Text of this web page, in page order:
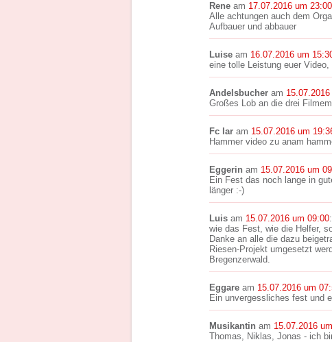
Rene am 17.07.2016 um 23:00
Alle achtungen auch dem
Aufbauer und abbauer
Luise am 16.07.2016 um
eine tolle Leistung euer Video,
Andelsbucher am
Großes Lob an die drei
Fc lar am 15.07.2016 um
Hammer video zu anam
Eggerin am 15.07.2016 um
Ein Fest das noch lange in
länger :-)
Luis am 15.07.2016 um 09:00:
wie das Fest, wie die Helfer,
Danke an alle die dazu
Riesen-Projekt umgesetzt
Bregenzerwald.
Eggare am 15.07.2016 um
Ein unvergessliches fest und
Musikantin am 15.07.2016
Thomas, Niklas, Jonas - ich